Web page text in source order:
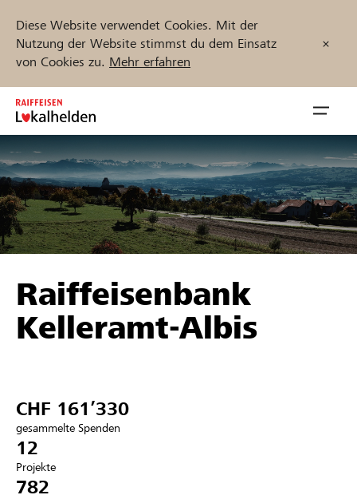
Diese Website verwendet Cookies. Mit der
Nutzung der Website stimmst du dem Einsatz
von Cookies zu. Mehr erfahren
Zum
Inhalt
springen
öffnen
Unterstützen
Hilfe & Support
Anmelden
Projekte und Organisationen finden
Jetzt starten
Raiffeisenbank
Kelleramt-Albis
CHF 161’330
gesammelte Spenden
12
Projekte
782